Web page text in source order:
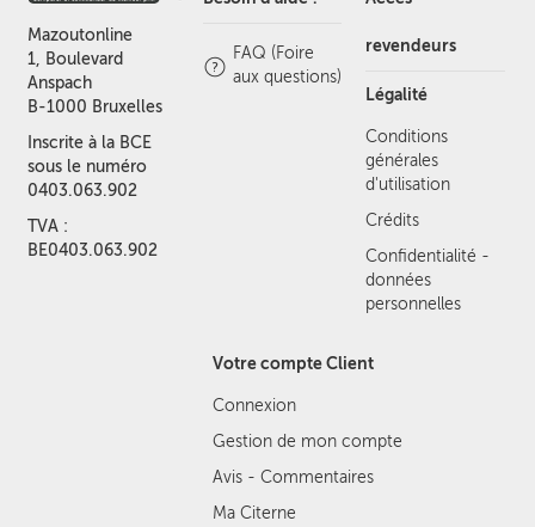
Mazoutonline
1, Boulevard
Anspach
B-1000 Bruxelles
Inscrite à la BCE
sous le numéro
0403.063.902
TVA :
BE0403.063.902
FAQ (Foire
aux questions)
revendeurs
Légalité
Conditions
générales
d'utilisation
Crédits
Confidentialité -
données
personnelles
Votre compte Client
Connexion
Gestion de mon compte
Avis - Commentaires
Ma Citerne